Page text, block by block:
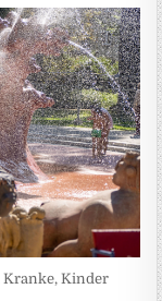
Kranke, Kinder